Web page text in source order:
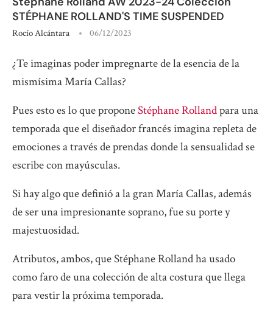
STÉPHANE ROLLAND'S TIME SUSPENDED
Rocío Alcántara 06/12/2023
¿Te imaginas poder impregnarte de la esencia de la
mismísima María Callas?
Pues esto es lo que proponeStéphane Rollandpara una
temporada que el diseñador francés imagina repleta de
emociones a través de prendas donde la sensualidad se
escribe con mayúsculas.
Si hay algo que definió a la gran María Callas, además
de ser una impresionante soprano, fue su porte y
majestuosidad.
Atributos, ambos, que Stéphane Rolland ha usado
como faro de una colección de alta costura que llega
para vestir la próxima temporada.